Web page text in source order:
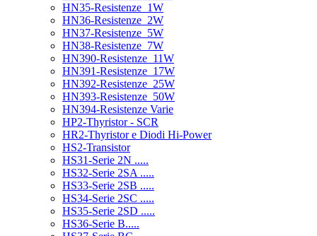
HN35-Resistenze_1W
HN36-Resistenze_2W
HN37-Resistenze_5W
HN38-Resistenze_7W
HN390-Resistenze_11W
HN391-Resistenze_17W
HN392-Resistenze_25W
HN393-Resistenze_50W
HN394-Resistenze Varie
HP2-Thyristor - SCR
HR2-Thyristor e Diodi Hi-Power
HS2-Transistor
HS31-Serie 2N .....
HS32-Serie 2SA .....
HS33-Serie 2SB .....
HS34-Serie 2SC .....
HS35-Serie 2SD .....
HS36-Serie B.....